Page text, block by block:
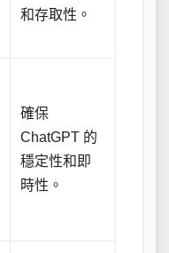
和存取性。
確保
ChatGPT 的
穩定性和即
時性。